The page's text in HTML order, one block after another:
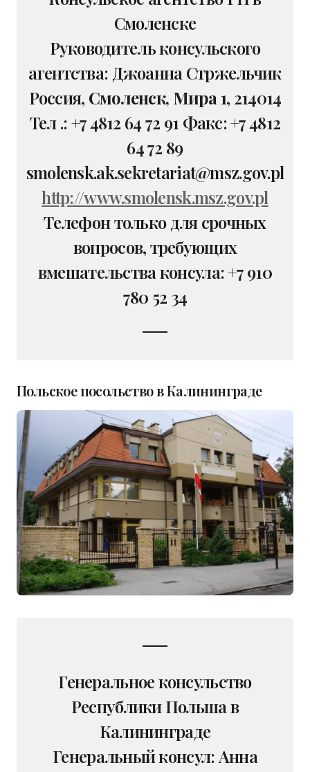
Смоленске
Руководитель консульского
агентства: Джоанна Стржельчик
Россия, Смоленск, Мира 1, 214014
Тел .: +7 4812 64 72 91 Факс: +7 4812
64 72 89
smolensk.ak.sekretariat@msz.gov.pl
http://www.smolensk.msz.gov.pl
Телефон только для срочных
вопросов, требующих
вмешательства консула: +7 910
780 52 34
Польское посольство в Калининграде
Генеральное консульство
Республики Польша в
Калининграде
Генеральный консул: Анна